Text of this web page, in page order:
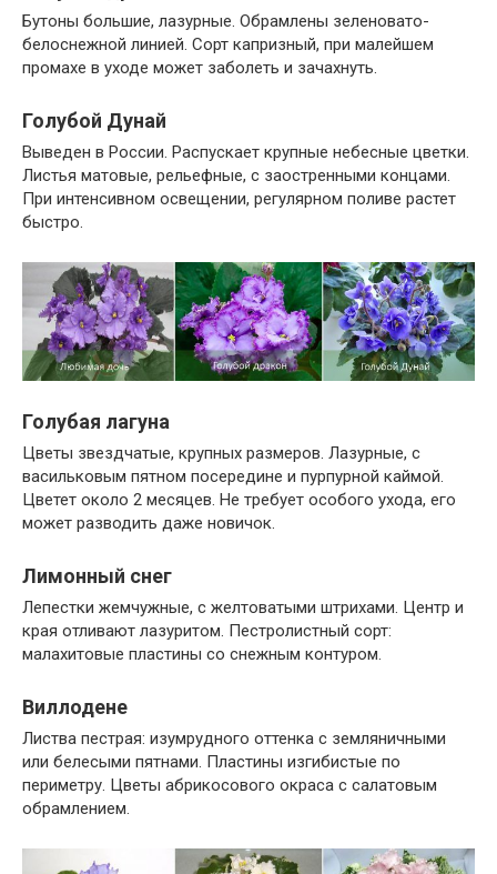
Бутоны большие, лазурные. Обрамлены зеленовато-
белоснежной линией. Сорт капризный, при малейшем
промахе в уходе может заболеть и зачахнуть.
Голубой Дунай
Выведен в России. Распускает крупные небесные цветки.
Листья матовые, рельефные, с заостренными концами.
При интенсивном освещении, регулярном поливе растет
быстро.
Голубая лагуна
Цветы звездчатые, крупных размеров. Лазурные, с
васильковым пятном посередине и пурпурной каймой.
Цветет около 2 месяцев. Не требует особого ухода, его
может разводить даже новичок.
Лимонный снег
Лепестки жемчужные, с желтоватыми штрихами. Центр и
края отливают лазуритом. Пестролистный сорт:
малахитовые пластины со снежным контуром.
Виллодене
Листва пестрая: изумрудного оттенка с земляничными
или белесыми пятнами. Пластины изгибистые по
периметру. Цветы абрикосового окраса с салатовым
обрамлением.